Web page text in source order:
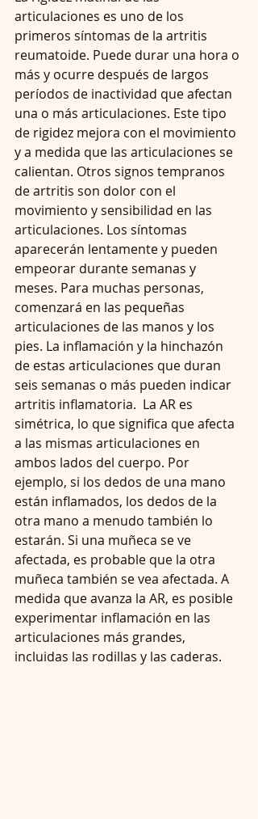
articulaciones es uno de los
primeros síntomas de la artritis
reumatoide. Puede durar una hora o
más y ocurre después de largos
períodos de inactividad que afectan
una o más articulaciones. Este tipo
de rigidez mejora con el movimiento
y a medida que las articulaciones se
calientan. Otros signos tempranos
de artritis son dolor con el
movimiento y sensibilidad en las
articulaciones. Los síntomas
aparecerán lentamente y pueden
empeorar durante semanas y
meses. Para muchas personas,
comenzará en las pequeñas
articulaciones de las manos y los
pies. La inflamación y la hinchazón
de estas articulaciones que duran
seis semanas o más pueden indicar
artritis inflamatoria.  La AR es
simétrica, lo que significa que afecta
a las mismas articulaciones en
ambos lados del cuerpo. Por
ejemplo, si los dedos de una mano
están inflamados, los dedos de la
otra mano a menudo también lo
estarán. Si una muñeca se ve
afectada, es probable que la otra
muñeca también se vea afectada. A
medida que avanza la AR, es posible
experimentar inflamación en las
articulaciones más grandes,
incluidas las rodillas y las caderas.